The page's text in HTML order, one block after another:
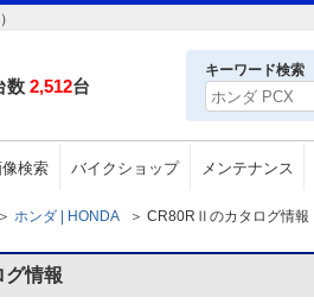
数 2,512台
キーワード検索
検索 バイクショップ メンテナンス
＞ ホンダ | HONDA ＞ CR80RⅡのカタログ情報
情報